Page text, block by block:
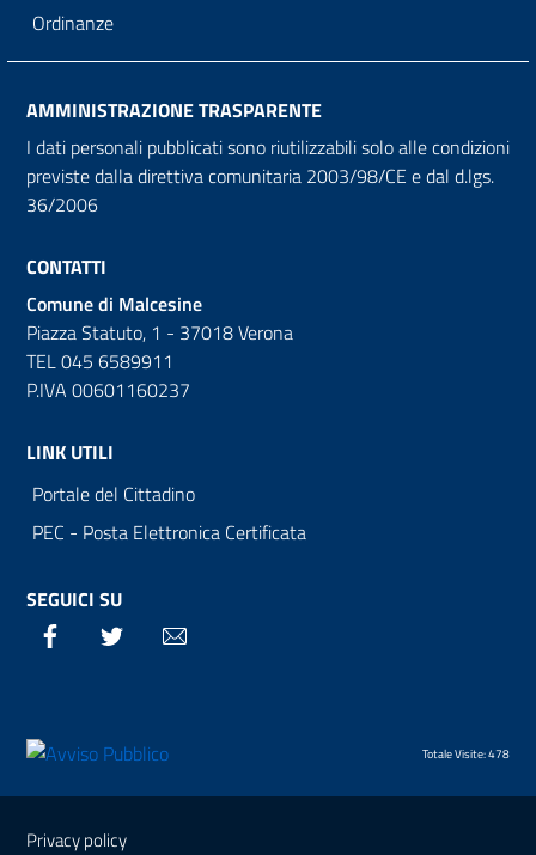
Ordinanze
AMMINISTRAZIONE TRASPARENTE
I dati personali pubblicati sono riutilizzabili solo alle condizioni
previste dalla direttiva comunitaria 2003/98/CE e dal d.lgs.
36/2006
CONTATTI
Comune di Malcesine
Piazza Statuto, 1 - 37018 Verona
TEL 045 6589911
P.IVA 00601160237
LINK UTILI
Portale del Cittadino
PEC - Posta Elettronica Certificata
SEGUICI SU
Facebook Twitter
Totale Visite: 478
Sezione Link Utili
Privacy policy